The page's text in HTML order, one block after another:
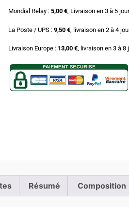
Mondial Relay : 5,00 €, Livraison en 3 à 5
La Poste / UPS : 9,50 € , livraison en 2 à 4
Livraison Europe : 13,00 € , livraison en 3 à
Résumé Composition